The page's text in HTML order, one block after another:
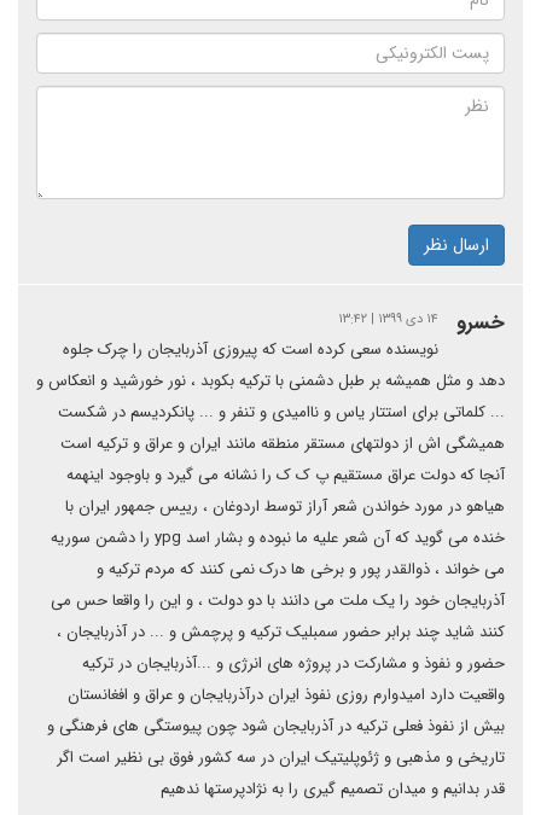
ارسال نظر
خسرو ۱۴ دی ۱۳۹۹ | ۱۳:۴۲
نویسنده سعی کرده است که پیروزی آذربایجان را چرک جلوه
دهد و مثل همیشه بر طبل دشمنی با ترکیه بکوبد ، نور خورشید و انعکاس و
... کلماتی برای استتار یاس و ناامیدی و تنفر و ... پانکردیسم در شکست
همیشگی اش از دولتهای مستقر منطقه مانند ایران و عراق و ترکیه است
آنجا که دولت عراق مستقیم پ ک ک را نشانه می گیرد و باوجود اینهمه
هیاهو در مورد خواندن شعر آراز توسط اردوغان ، رییس جمهور ایران با
خنده می گوید که آن شعر علیه ما نبوده و بشار اسد ypg را دشمن سوریه
می خواند ، ذوالقدر پور و برخی ها درک نمی کنند که مردم ترکیه و
آذربایجان خود را یک ملت می دانند با دو دولت ، و این را واقعا حس می
کنند شاید چند برابر حضور سمبلیک ترکیه و پرچمش و ... در آذربایجان ،
حضور و نفوذ و مشارکت در پروژه های انرژی و ...آذربایجان در ترکیه
واقعیت دارد امیدوارم روزی نفوذ ایران درآذربایجان و عراق و افغانستان
بیش از نفوذ فعلی ترکیه در آذربایجان شود چون پیوستگی های فرهنگی و
تاریخی و مذهبی و ژئوپلیتیک ایران در سه کشور فوق بی نظیر است اگر
قدر بدانیم و میدان تصمیم گیری را به نژادپرستها ندهیم